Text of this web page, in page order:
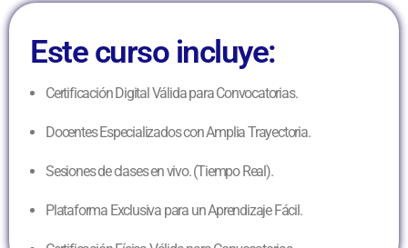
Este curso incluye:
Certificación Digital Válida para Convocatorias.
Docentes Especializados con Amplia Trayectoria.
Sesiones de clases en vivo. (Tiempo Real).
Plataforma Exclusiva para un Aprendizaje Fácil.